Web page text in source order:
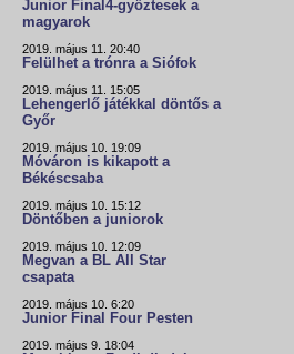
Junior Final4-győztesek a
magyarok
2019. május 11. 20:40
Felülhet a trónra a Siófok
2019. május 11. 15:05
Lehengerlő játékkal döntős a
Győr
2019. május 10. 19:09
Móváron is kikapott a
Békéscsaba
2019. május 10. 15:12
Döntőben a juniorok
2019. május 10. 12:09
Megvan a BL All Star
csapata
2019. május 10. 6:20
Junior Final Four Pesten
2019. május 9. 18:04